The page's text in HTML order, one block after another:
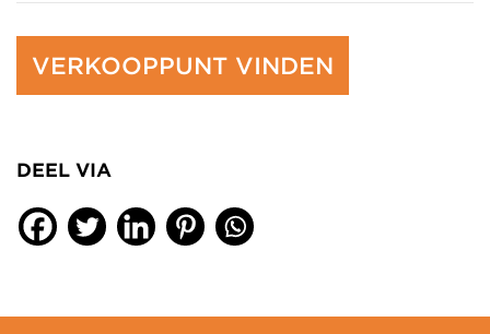
VERKOOPPUNT VINDEN
DEEL VIA